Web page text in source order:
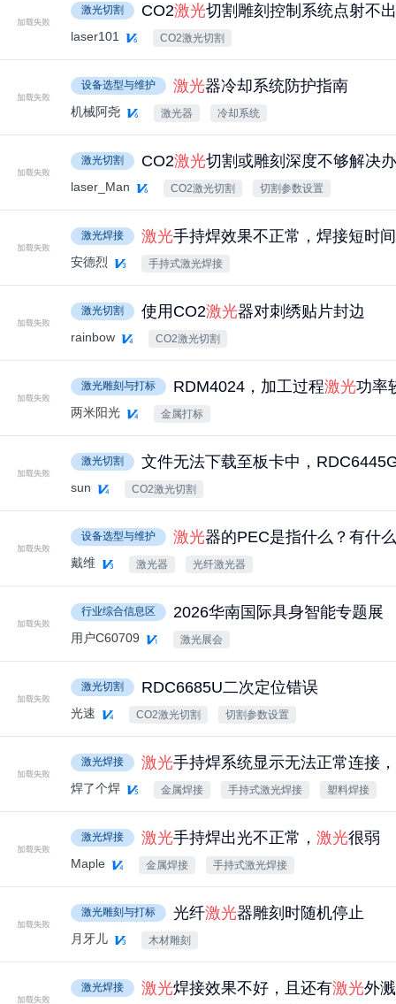
激光切割 CO2激光切割雕刻控制系统点射不
laser101 CO2激光切割
设备选型与维护 激光器冷却系统防护指南
机械阿尧 激光器 冷却系统
激光切割 CO2激光切割或雕刻深度不够解决
laser_Man CO2激光切割 切割参数设置
激光焊接 激光手持焊效果不正常，焊接短时
安德烈 手持式激光焊接
激光切割 使用CO2激光器对刺绣贴片封边
rainbow CO2激光切割
激光雕刻与打标 RDM4024，加工过程激光功率
两米阳光 金属打标
激光切割 文件无法下载至板卡中，
sun CO2激光切割
设备选型与维护 激光器的PEC是指什么？有什
戴维 激光器 光纤激光器
行业综合信息区 2026华南国际具身智能专题展
用户C60709 激光展会
激光切割 RDC6685U二次定位错误
光速 CO2激光切割 切割参数设置
激光焊接 激光手持焊系统显示无法正常连接
焊了个焊 金属焊接 手持式激光焊接 塑料焊接
激光焊接 激光手持焊出光不正常， 激光很弱
Maple 金属焊接 手持式激光焊接
激光雕刻与打标 光纤激光器雕刻时随机停止
月牙儿 木材雕刻
激光焊接 激光焊接效果不好，且还有激光外溅